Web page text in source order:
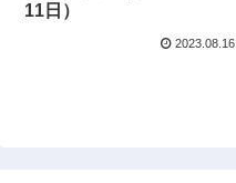
11日）
2023.08.16